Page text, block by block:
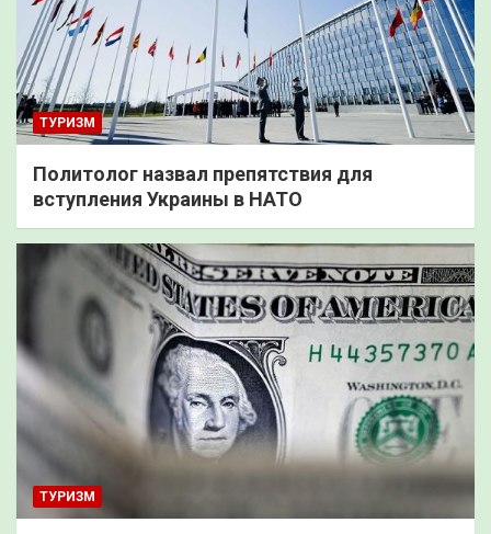
ТУРИЗМ
Политолог назвал препятствия для
вступления Украины в НАТО
ТУРИЗМ